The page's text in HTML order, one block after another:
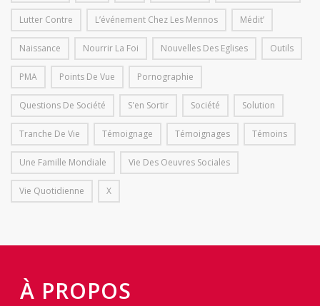
Lutter Contre L’événement Chez Les Mennos Médit’
Naissance Nourrir La Foi Nouvelles Des Eglises Outils
PMA Points De Vue Pornographie
Questions De Société S'en Sortir Société Solution
Tranche De Vie Témoignage Témoignages Témoins
Une Famille Mondiale Vie Des Oeuvres Sociales
Vie Quotidienne X
À PROPOS